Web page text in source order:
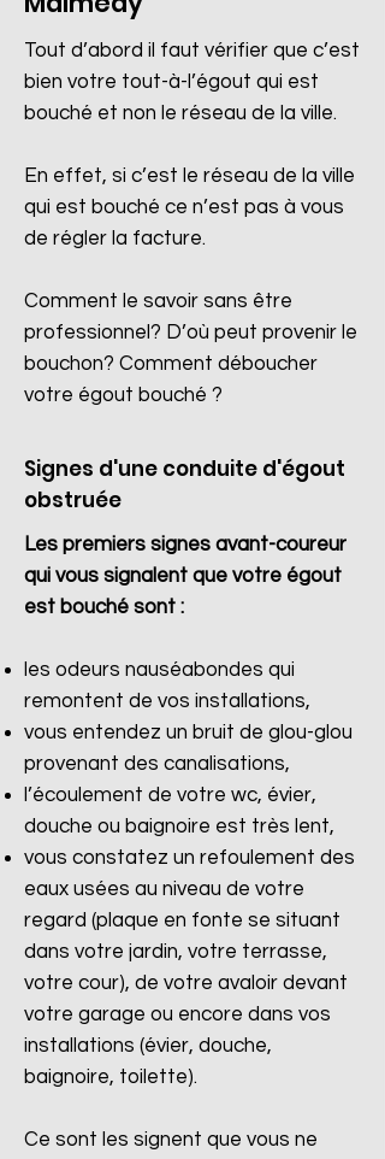
Tout d’abord il faut vérifier que c’est
bien votre tout-à-l’égout qui est
bouché et non le réseau de la ville.
En effet, si c’est le réseau de la ville
qui est bouché ce n’est pas à vous
de régler la facture.
Comment le savoir sans être
professionnel? D’où peut provenir le
bouchon? Comment déboucher
votre égout bouché ?
Signes d'une conduite d'égout
obstruée
Les premiers signes avant-coureur
qui vous signalent que votre égout
est bouché sont :
les odeurs nauséabondes qui
remontent de vos installations,
vous entendez un bruit de glou-glou
provenant des canalisations,
l’écoulement de votre wc, évier,
douche ou baignoire est très lent,
vous constatez un refoulement des
eaux usées au niveau de votre
regard (plaque en fonte se situant
dans votre jardin, votre terrasse,
votre cour), de votre avaloir devant
votre garage ou encore dans vos
installations (évier, douche,
baignoire, toilette).
Ce sont les signent que vous ne